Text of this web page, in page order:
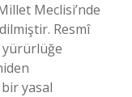
Meclisi’nde
Resmî
yürürlüğe
yasal